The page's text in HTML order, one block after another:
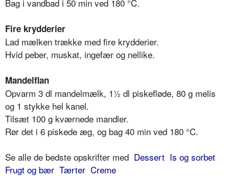
Bag i vandbad i 50 min ved 180 °C.
Fire krydderier
Lad mælken trække med fire krydderier.
Hvid peber, muskat, ingefær og nellike.
Mandelflan
Opvarm 3 dl mandelmælk, 1½ dl piskefløde, 80 g melis
og 1 stykke hel kanel.
Tilsæt 100 g kværnede mandler.
Rør det i 6 piskede æg, og bag 40 min ved 180 °C.
Se alle de bedste opskrifter med Dessert Is og sorbet
Frugt og bær Tærter Creme